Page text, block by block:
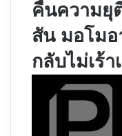
คืนความยุ
สัน มอโม
กลับไม่เร้า